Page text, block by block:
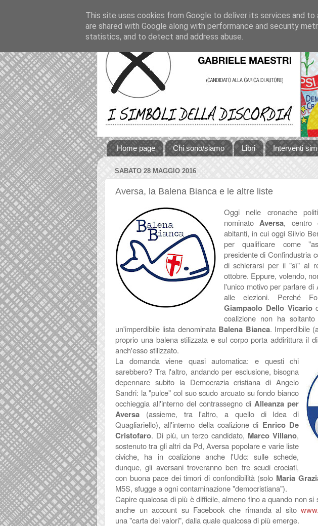
Home page Chi sono/siamo Libri Interventi
SABATO 28 MAGGIO 2016
Aversa, la Balena Bianca e le altre liste
Oggi nelle cronache
nominato Aversa, centro
abitanti, in cui oggi Silvio
per qualificare come
presidente di Confindustria
di schierarsi per il "sì" al
ottobre. Eppure, volendo,
l'unico motivo per parlare
alle elezioni. Perché
Giampaolo Dello Vicario
coalizione non ha
un'imperdibile lista denominata Balena Bianca. Imperdibile
proprio una balena stilizzata e sul corpo porta addirittura il
anch'esso stilizzato.
La domanda viene quasi automatica: e questi chi
sarebbero? Tra l'altro, andando per esclusione, bisogna
depennare subito la Democrazia cristiana di Angelo
Sandri: la "pulce" col suo scudo arcuato su fondo bianco
occhieggia all'interno del contrassegno di Alleanza per
Aversa (assieme, tra l'altro, a quello di Idea di
Quagliariello), all'interno della coalizione di Enrico De
Cristofaro. Di più, un terzo candidato, Marco Villano,
sostenuto tra gli altri da Pd, Aversa popolare e varie liste
civiche, ha in coalizione anche l'Udc: sulle schede,
dunque, gli aversani troveranno ben tre scudi crociati,
con buona pace dei timori di confondibilità (solo Maria
M5S, sfugge a ogni contaminazione "democristiana").
Capire qualcosa di più è difficile, almeno fino a quando non
anche un account su Facebook che rimanda al sito
una"carta dei valori", dalla quale qualcosa di più emerge.
This site uses cookies from Google to deliver its services and to
are shared with Google along with performance and security
statistics, and to detect and address abuse.